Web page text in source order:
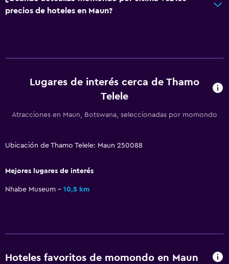
Tetera/cafetera
Actividades
precios de hoteles en Maun?
Lugares de interés cerca de Thamo
Telele
Atracciones en Maun, Botswana, seleccionadas por momondo
Ubicación de Thamo Telele: Maun 250088
Mejores lugares de interés
Nhabe Museum 10,5 km
Hoteles favoritos de momondo en Maun